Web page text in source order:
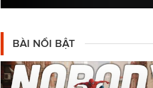
BÀI NỔI BẬT